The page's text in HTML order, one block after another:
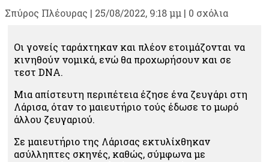
Σπύρος Πλέουρας | 25/08/2022, 9:18 μμ | 0 σχόλια
Οι γονείς ταράχτηκαν και πλέον ετοιμάζονται να
κινηθούν νομικά, ενώ θα προχωρήσουν και σε
τεστ DNA.
Μια απίστευτη περιπέτεια έζησε ένα ζευγάρι στη
Λάρισα, όταν το μαιευτήριο τούς έδωσε το μωρό
άλλου ζευγαριού.
Σε μαιευτήριο της Λάρισας εκτυλίχθηκαν
ασύλληπτες σκηνές, καθώς, σύμφωνα με